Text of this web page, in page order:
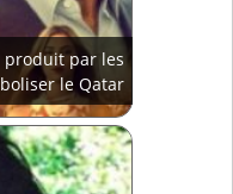
par les
le Qatar